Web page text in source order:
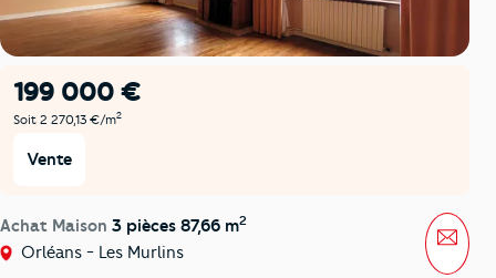
199 000 €
Soit 2 270,13 €/m2
Vente
Achat Maison 3 pièces 87,66 m2
Orléans - Les Murlins